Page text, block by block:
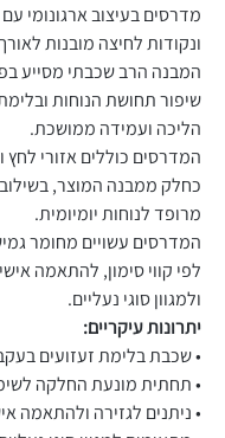
מדרסים בעיצוב ארגונומי
ונקודות לחיצה מובנות
המבנה הרב שכבתי מסייע
שיפור תחושת הנוחות
הליכה ועמידה ממושכת.
המדרסים כוללים אזורי לחץ
כחלק ממבנה המוצר,
מרופד לנוחות יומיומית.
המדרסים עשויים מחומר
לפי קווי סימון, להתאמה
ולמגוון סוגי נעליים.
יתרונות עיקריים:
• שכבת בלימת זעזועים
• תחתית מונעת החלקה
• ניתנים לגזירה ולהתאמה